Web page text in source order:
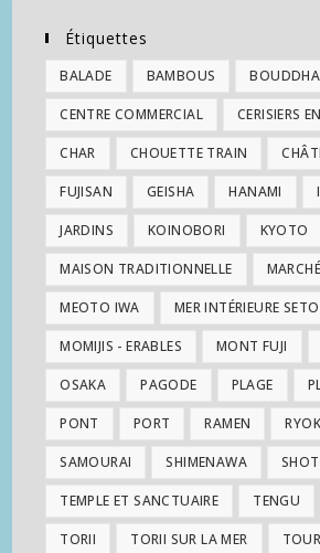
Étiquettes
BALADE BAMBOUS BOUDDHA
CENTRE COMMERCIAL CERISIERS
CHAR CHOUETTE TRAIN
FUJISAN GEISHA HANAMI
JARDINS KOINOBORI KYOTO
MAISON TRADITIONNELLE MARCHÉ
MEOTO IWA MER INTÉRIEURE SETO
MOMIJIS - ERABLES MONT FUJI
OSAKA PAGODE PLAGE
PONT PORT RAMEN
SAMOURAI SHIMENAWA
TEMPLE ET SANCTUAIRE TENGU
TORII TORII SUR LA MER TOUR